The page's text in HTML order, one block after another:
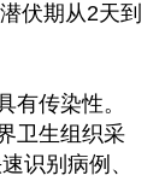
伏期从2天到
有传染性。
卫生组织采
识别病例、